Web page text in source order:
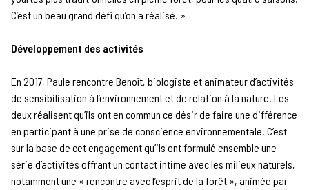
C’est un beau grand défi qu’on a réalisé. »
Développement des activités
En 2017, Paule rencontre Benoît, biologiste et animateur d’activités
de sensibilisation à l’environnement et de relation à la nature. Les
deux réalisent qu’ils ont en commun ce désir de faire une différence
en participant à une prise de conscience environnementale. C’est
sur la base de cet engagement qu’ils ont formulé ensemble une
série d’activités offrant un contact intime avec les milieux naturels,
notamment une « rencontre avec l’esprit de la forêt », animée par